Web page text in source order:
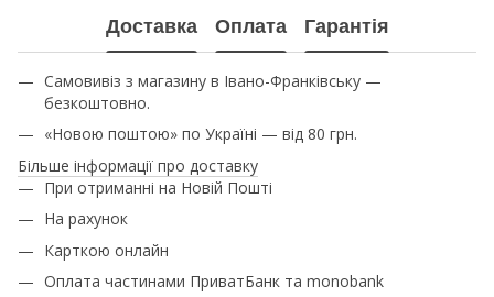
Доставка Оплата Гарантія
Самовивіз з магазину в Івано-Франківську —
безкоштовно.
«Новою поштою» по Україні — від 80 грн.
Більше інформації про доставку
При отриманні на Новій Пошті
На рахунок
Карткою онлайн
Оплата частинами ПриватБанк та monobank